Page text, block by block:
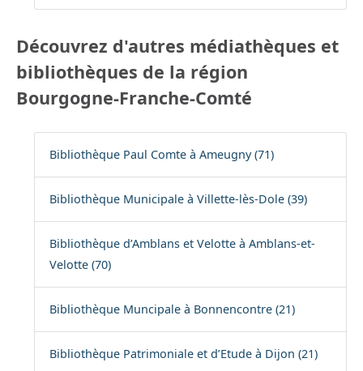
Découvrez d'autres médiathèques et
bibliothèques de la région
Bourgogne-Franche-Comté
Bibliothèque Paul Comte à Ameugny (71)
Bibliothèque Municipale à Villette-lès-Dole (39)
Bibliothèque d’Amblans et Velotte à Amblans-et-
Velotte (70)
Bibliothèque Muncipale à Bonnencontre (21)
Bibliothèque Patrimoniale et d’Etude à Dijon (21)